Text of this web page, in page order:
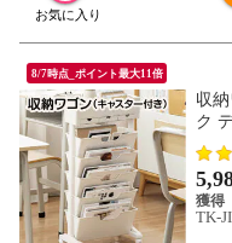
8/7時点_ポイント最大11倍
収
ク
ー
本
ス
TK-